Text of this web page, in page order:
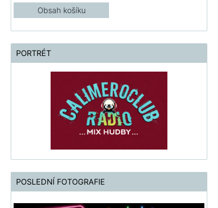
Obsah košíku
PORTRÉT
POSLEDNÍ FOTOGRAFIE